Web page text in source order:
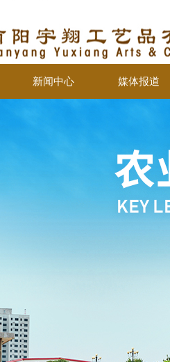
新闻中心 媒体报道